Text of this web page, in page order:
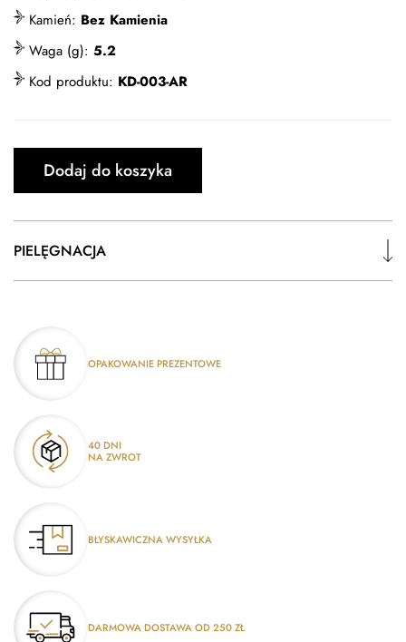
Kamień: Bez Kamienia
Waga (g): 5.2
Kod produktu: KD-003-AR
Dodaj do koszyka
PIELĘGNACJA
OPAKOWANIE PREZENTOWE
40 DNI
NA ZWROT
BŁYSKAWICZNA WYSYŁKA
DARMOWA DOSTAWA OD 250 ZŁ